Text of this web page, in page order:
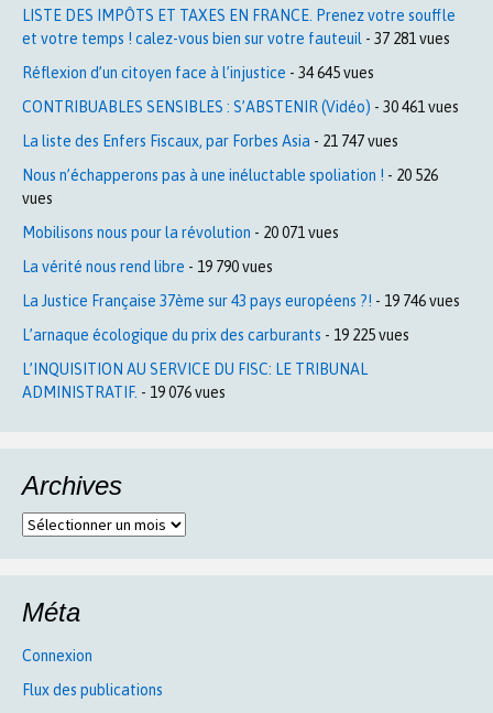
LISTE DES IMPÔTS ET TAXES EN FRANCE. Prenez votre souffle
et votre temps ! calez-vous bien sur votre fauteuil - 37 281 vues
Réflexion d’un citoyen face à l’injustice - 34 645 vues
CONTRIBUABLES SENSIBLES : S’ABSTENIR (Vidéo) - 30 461 vues
La liste des Enfers Fiscaux, par Forbes Asia - 21 747 vues
Nous n’échapperons pas à une inéluctable spoliation ! - 20 526
vues
Mobilisons nous pour la révolution - 20 071 vues
La vérité nous rend libre - 19 790 vues
La Justice Française 37ème sur 43 pays européens ?! - 19 746 vues
L’arnaque écologique du prix des carburants - 19 225 vues
L’INQUISITION AU SERVICE DU FISC: LE TRIBUNAL
ADMINISTRATIF. - 19 076 vues
Archives
Archives
Méta
Connexion
Flux des publications